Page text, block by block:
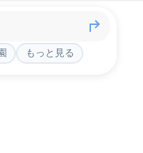
もっと見る